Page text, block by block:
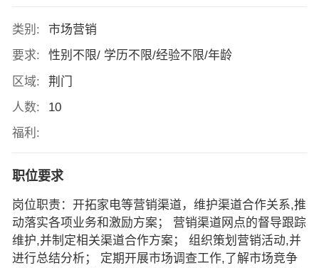
类别:
市场营销
要求:
性别不限/ 学历不限/经验不限/年龄
区域:
荆门
人数:
10
福利:
职位要求
岗位职责：开拓家电等营销渠道，维护渠道合作关系,推
动落实各项业务和激励方案； 营销渠道网点的督导跟踪
维护,并制定相关渠道合作方案； 组织策划营销活动,并
进行总结分析； 定期开展市场调查工作,了解市场竞争